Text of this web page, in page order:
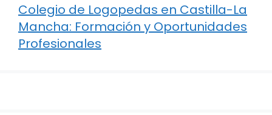
Colegio de Logopedas en Castilla-La
Mancha: Formación y Oportunidades
Profesionales